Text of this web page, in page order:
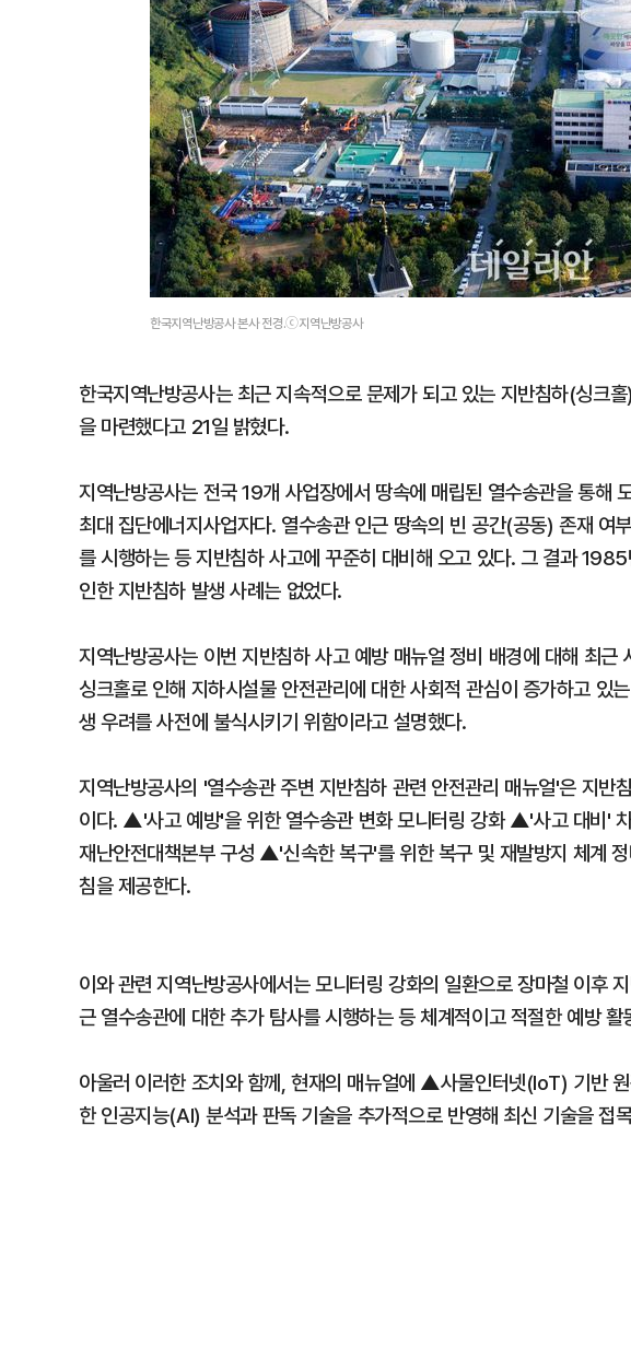
한국지역난방공사 본사 전경.ⓒ지역난방공사
한국지역난방공사는 최근 지속적으로 문제가 되고 있는 지반침하(싱크
을 마련했다고 21일 밝혔다.
지역난방공사는 전국 19개 사업장에서 땅속에 매립된 열수송관을 통해
최대 집단에너지사업자다. 열수송관 인근 땅속의 빈 공간(공동) 존재 여
를 시행하는 등 지반침하 사고에 꾸준히 대비해 오고 있다. 그 결과
인한 지반침하 발생 사례는 없었다.
지역난방공사는 이번 지반침하 사고 예방 매뉴얼 정비 배경에 대해 최
싱크홀로 인해 지하시설물 안전관리에 대한 사회적 관심이 증가하고 있
생 우려를 사전에 불식시키기 위함이라고 설명했다.
지역난방공사의 '열수송관 주변 지반침하 관련 안전관리 매뉴얼'은 지반
이다. ▲'사고 예방'을 위한 열수송관 변화 모니터링 강화 ▲'사고 대비'
재난안전대책본부 구성 ▲'신속한 복구'를 위한 복구 및 재발방지 체계
침을 제공한다.
이와 관련 지역난방공사에서는 모니터링 강화의 일환으로 장마철 이후
근 열수송관에 대한 추가 탐사를 시행하는 등 체계적이고 적절한 예방 활
아울러 이러한 조치와 함께, 현재의 매뉴얼에 ▲사물인터넷(IoT) 기반
한 인공지능(AI) 분석과 판독 기술을 추가적으로 반영해 최신 기술을 접